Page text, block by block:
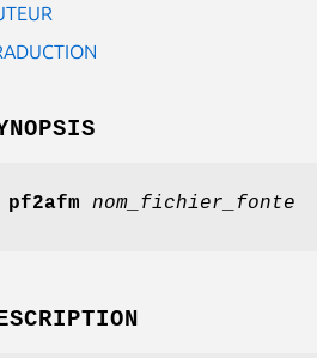
pf2afm nom_fichier_fonte